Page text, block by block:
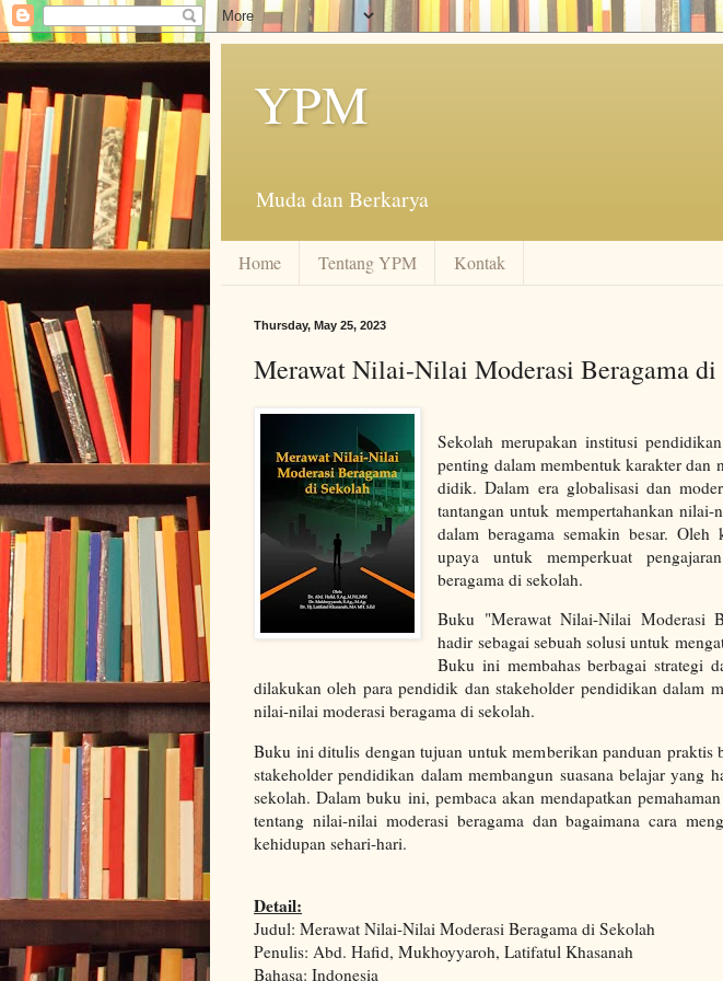
YPM
Muda dan Berkarya
Home Tentang YPM Kontak
Thursday, May 25, 2023
Merawat Nilai-Nilai Moderasi Beragama di
Sekolah merupakan institusi
penting dalam membentuk karakter dan
didik. Dalam era globalisasi dan
tantangan untuk mempertahankan
dalam beragama semakin besar. Oleh
upaya untuk memperkuat
beragama di sekolah.
Buku "Merawat Nilai-Nilai Moderasi
hadir sebagai sebuah solusi untuk
Buku ini membahas berbagai strategi
dilakukan oleh para pendidik dan stakeholder pendidikan dalam
nilai-nilai moderasi beragama di sekolah.
Buku ini ditulis dengan tujuan untuk memberikan panduan praktis
stakeholder pendidikan dalam membangun suasana belajar yang
sekolah. Dalam buku ini, pembaca akan mendapatkan
tentang nilai-nilai moderasi beragama dan bagaimana cara
kehidupan sehari-hari.
Detail:
Judul: Merawat Nilai-Nilai Moderasi Beragama di Sekolah
Penulis: Abd. Hafid, Mukhoyyaroh, Latifatul Khasanah
Bahasa: Indonesia